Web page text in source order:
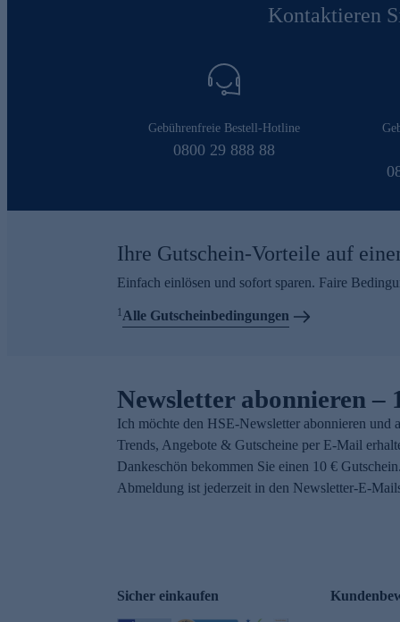
Kontaktieren
Gebührenfreie Bestell-Hotline
0800 29 888 88
Ihre Gutschein-Vorteile auf
Einfach einlösen und sofort sparen. Faire
1Alle Gutscheinbedingungen
Newsletter abonnieren –
Ich möchte den HSE-Newsletter abonnieren und
Trends, Angebote & Gutscheine per E-Mail
Dankeschön bekommen Sie einen 10 €
Abmeldung ist jederzeit in den Newsletter-E-
Sicher einkaufen